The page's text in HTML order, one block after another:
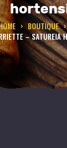
DE NOUS
BOUTIQUE
– SATUREIA